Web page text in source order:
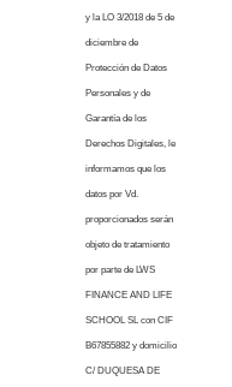
y la LO 3/2018 de 5 de
diciembre de
Protección de Datos
Personales y de
Garantía de los
Derechos Digitales, le
informamos que los
datos por Vd.
proporcionados serán
objeto de tratamiento
por parte de LWS
FINANCE AND LIFE
SCHOOL SL con CIF
B67855882 y domicilio
C/ DUQUESA DE